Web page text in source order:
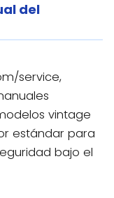
del
service,
vintage
estándar para
bajo el